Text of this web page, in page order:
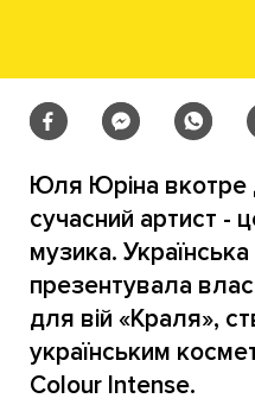
Юля Юріна вкотре
сучасний артист -
музика. Українська
презентувала
для вій «Краля»,
українським
Colour Intense.